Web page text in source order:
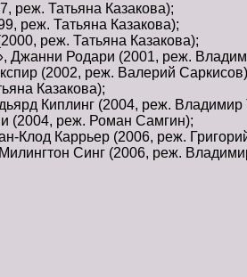
реж. Татьяна Казакова);
реж. Татьяна Казакова);
реж. Татьяна Казакова);
Родари (2001, реж.
(2002, реж. Валерий
Казакова);
Киплинг (2004, реж. Владимир
(2004, реж. Роман Самгин);
Клод Каррьер (2006, реж.
Синг (2006, реж.